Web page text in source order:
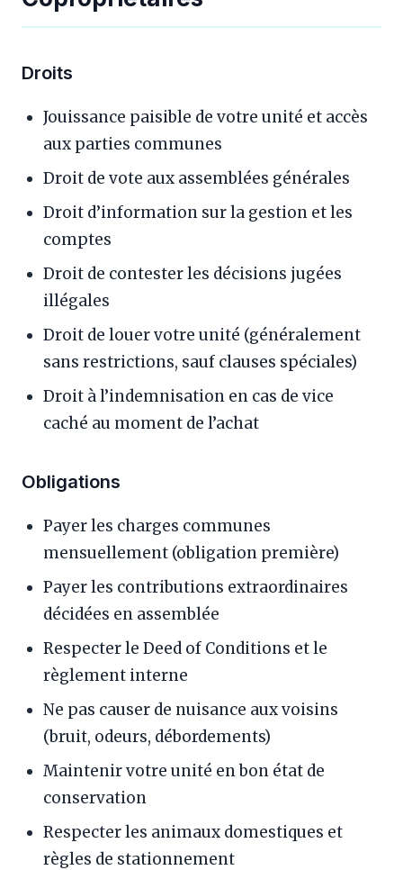
Droits
Jouissance paisible de votre unité et accès
aux parties communes
Droit de vote aux assemblées générales
Droit d’information sur la gestion et les
comptes
Droit de contester les décisions jugées
illégales
Droit de louer votre unité (généralement
sans restrictions, sauf clauses spéciales)
Droit à l’indemnisation en cas de vice
caché au moment de l’achat
Obligations
Payer les charges communes
mensuellement (obligation première)
Payer les contributions extraordinaires
décidées en assemblée
Respecter le Deed of Conditions et le
règlement interne
Ne pas causer de nuisance aux voisins
(bruit, odeurs, débordements)
Maintenir votre unité en bon état de
conservation
Respecter les animaux domestiques et
règles de stationnement